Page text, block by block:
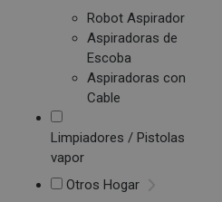
Robot Aspirador
Aspiradoras de
Escoba
Aspiradoras con
Cable
Limpiadores / Pistolas
vapor
Otros Hogar